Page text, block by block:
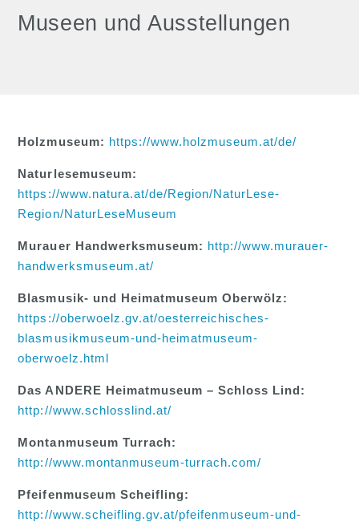
Museen und Ausstellungen
Holzmuseum: https://www.holzmuseum.at/de/
Naturlesemuseum:
https://www.natura.at/de/Region/NaturLese-
Region/NaturLeseMuseum
Murauer Handwerksmuseum: http://www.murauer-
handwerksmuseum.at/
Blasmusik- und Heimatmuseum Oberwölz:
https://oberwoelz.gv.at/oesterreichisches-
blasmusikmuseum-und-heimatmuseum-
oberwoelz.html
Das ANDERE Heimatmuseum – Schloss Lind:
http://www.schlosslind.at/
Montanmuseum Turrach:
http://www.montanmuseum-turrach.com/
Pfeifenmuseum Scheifling:
http://www.scheifling.gv.at/pfeifenmuseum-und-